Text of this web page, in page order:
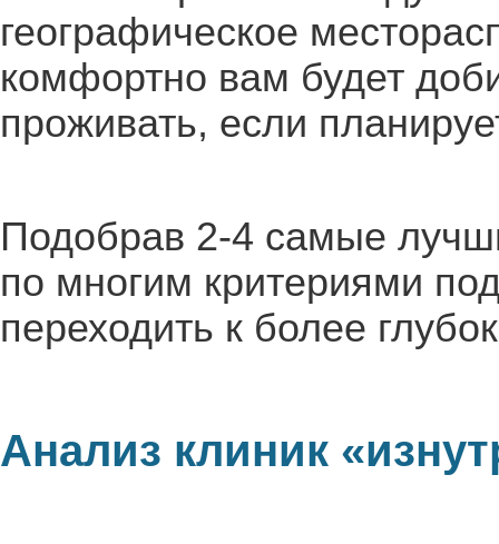
географическое
комфортно вам будет
проживать, если
Подобрав 2-4 самые
по многим критериями
переходить к более
Анализ клиник